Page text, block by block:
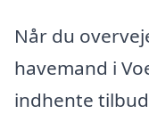
Når du
havemand i
indhente